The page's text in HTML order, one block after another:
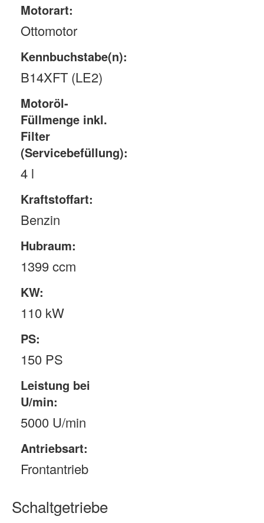
Motorart:
Ottomotor
Kennbuchstabe(n):
B14XFT (LE2)
Motoröl-
Füllmenge inkl.
Filter
(Servicebefüllung):
4 l
Kraftstoffart:
Benzin
Hubraum:
1399 ccm
KW:
110 kW
PS:
150 PS
Leistung bei
U/min:
5000 U/min
Antriebsart:
Frontantrieb
Schaltgetriebe